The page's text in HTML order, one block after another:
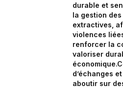
durable et
la gestion
extractives,
violences
renforcer la
valoriser
d’échanges
aboutir sur